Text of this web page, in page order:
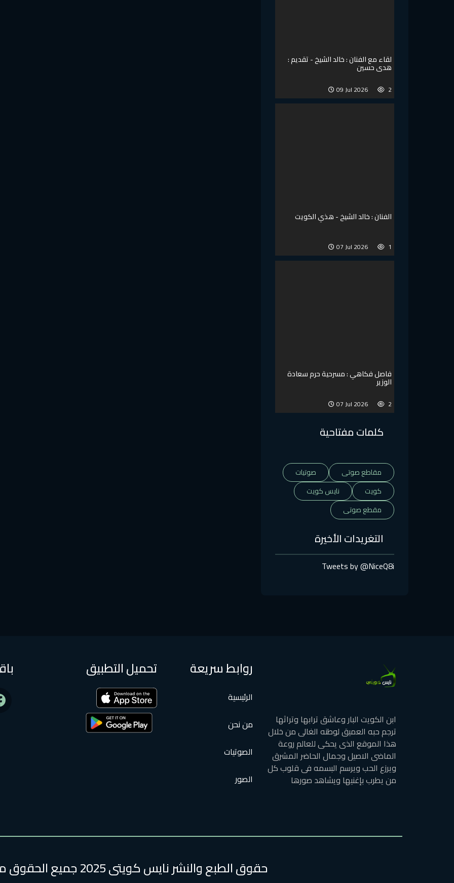
لقاء مع الفنان : خالد الشيخ - تقديم :
هدى حسين
2
09 Jul 2026
الفنان : خالد الشيخ - هذي الكويت
1
07 Jul 2026
فاصل فكاهي : مسرحية حرم سعادة
الوزير
2
07 Jul 2026
كلمات مفتاحية
مقاطع صوتى
صوتيات
كويت
نايس كويت
مقطع صوتى
التغريدات الأخيرة
Tweets by @NiceQ8i
ابن الكويت البار وعاشق ترابها وتراثها
ترجم حبه العميق لوطنه الغالى من خلال
هذا الموقع الذى يحكى للعالم روعة
الماضى الاصيل وجمال الحاضر المشرق
ويرزع الحب ويرسم البسمه فى قلوب كل
من يطرب بإغنيها ويشاهد صورها
روابط سريعة
الرئيسية
من نحن
الصوتيات
الصور
تحميل التطبيق
حقوق الطبع والنشر نايس كويتى 2025 جميع الحقوق محفوظة